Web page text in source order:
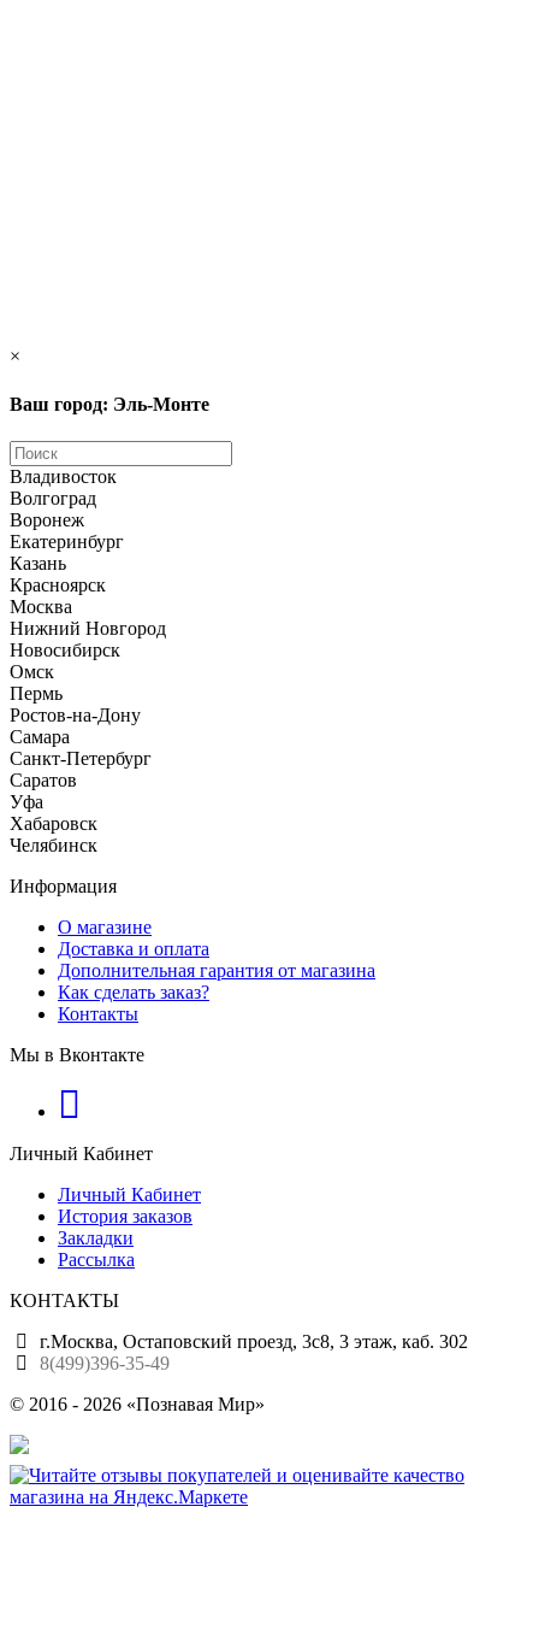
×
Ваш город: Эль-Монте
Владивосток
Волгоград
Воронеж
Екатеринбург
Казань
Красноярск
Москва
Нижний Новгород
Новосибирск
Омск
Пермь
Ростов-на-Дону
Самара
Санкт-Петербург
Саратов
Уфа
Хабаровск
Челябинск
Информация
О магазине
Доставка и оплата
Дополнительная гарантия от магазина
Как сделать заказ?
Контакты
Мы в Вконтакте
Личный Кабинет
Личный Кабинет
История заказов
Закладки
Рассылка
КОНТАКТЫ
г.Москва, Остаповский проезд, 3с8, 3 этаж, каб. 302
8(499)396-35-49
© 2016 - 2026 «Познавая Мир»